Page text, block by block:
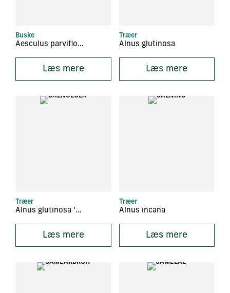
Buske
Aesculus parviflora
Læs mere
Træer
Alnus glutinosa
Læs mere
Træer
Alnus glutinosa ‘Laciniata’
Læs mere
Træer
Alnus incana
Læs mere